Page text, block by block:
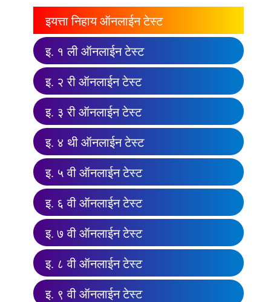
इयत्ता निहाय ऑनलाईन टेस्ट
इ. १ ली ऑनलाईन टेस्ट
इ. २ री ऑनलाईन टेस्ट
इ. ३ री ऑनलाईन टेस्ट
इ. ४ थी ऑनलाईन टेस्ट
इ. ५ वी ऑनलाईन टेस्ट
इ. ६ वी ऑनलाईन टेस्ट
इ. ७ वी ऑनलाईन टेस्ट
इ. ८ वी ऑनलाईन टेस्ट
इ. ९ वी ऑनलाईन टेस्ट